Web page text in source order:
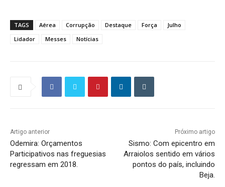
TAGS Aérea Corrupção Destaque Força
Julho
Lidador
Messes Notícias
Artigo anterior
Odemira: Orçamentos
Participativos nas freguesias
regressam em 2018.
Próximo artigo
Sismo: Com epicentro em
Arraiolos sentido em vários
pontos do país, incluindo
Beja.